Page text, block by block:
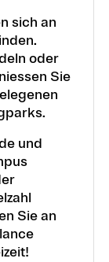
sich an
oder
Sie
und
Sie an